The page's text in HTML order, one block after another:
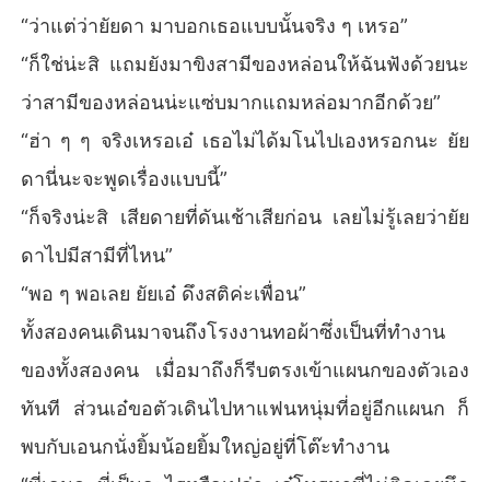
“ว่าแต่ว่ายัยดา มาบอกเธอแบบนั้นจริง ๆ เหรอ”
“ก็ใช่น่ะสิ แถมยังมาขิงสามีของหล่อนให้ฉันฟังด้วยนะ
ว่าสามีของหล่อนน่ะแซ่บมากแถมหล่อมากอีกด้วย”
“ฮ่า ๆ ๆ จริงเหรอเอ๋ เธอไม่ได้มโนไปเองหรอกนะ ยัย
ดานี่นะจะพูดเรื่องแบบนี้”
“ก็จริงน่ะสิ เสียดายที่ดันเช้าเสียก่อน เลยไม่รู้เลยว่ายัย
ดาไปมีสามีที่ไหน”
“พอ ๆ พอเลย ยัยเอ๋ ดึงสติค่ะเพื่อน”
ทั้งสองคนเดินมาจนถึงโรงงานทอผ้าซึ่งเป็นที่ทำงาน
ของทั้งสองคน เมื่อมาถึงก็รีบตรงเข้าแผนกของตัวเอง
ทันที ส่วนเอ๋ขอตัวเดินไปหาแฟนหนุ่มที่อยู่อีกแผนก ก็
พบกับเอนกนั่งยิ้มน้อยยิ้มใหญ่อยู่ที่โต๊ะทำงาน